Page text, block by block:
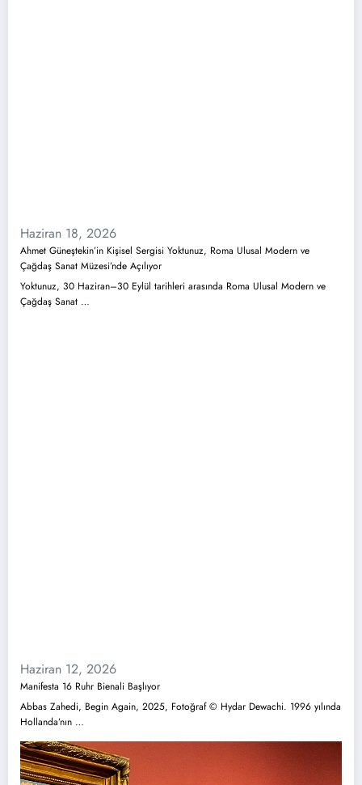
Haziran 18, 2026
Ahmet Güneştekin’in Kişisel Sergisi Yoktunuz, Roma Ulusal Modern ve
Çağdaş Sanat Müzesi’nde Açılıyor
Yoktunuz, 30 Haziran–30 Eylül tarihleri arasında Roma Ulusal Modern ve
Çağdaş Sanat …
Haziran 12, 2026
Manifesta 16 Ruhr Bienali Başlıyor
Abbas Zahedi, Begin Again, 2025, Fotoğraf © Hydar Dewachi. 1996 yılında
Hollanda’nın …